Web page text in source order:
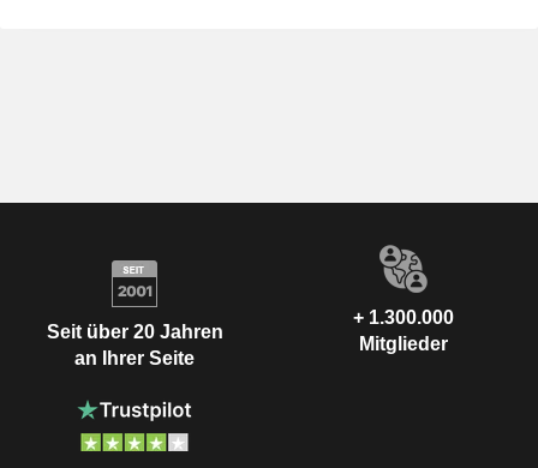
Seit über 20 Jahren
an Ihrer Seite
+ 1.300.000
Mitglieder